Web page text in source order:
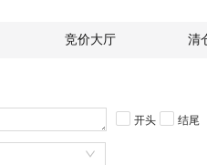
竞价大厅 清
开头 结尾